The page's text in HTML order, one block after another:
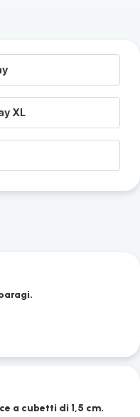
XL
a cubetti di 1,5 cm.